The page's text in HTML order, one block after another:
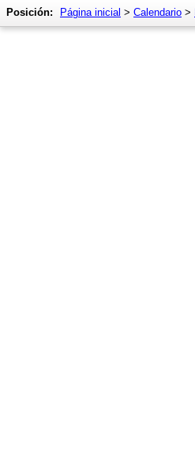
Posición: Página inicial > Calendario >